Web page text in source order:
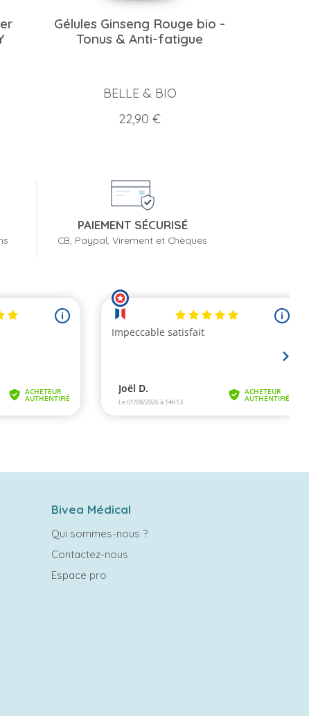
Gélules Ginseng Rouge bio -
Tonus & Anti-fatigue
BELLE & BIO
Prix
22,90 €
PAIEMENT SÉCURISÉ
CB, Paypal, Virement et Chèques
Bivea Médical
Qui sommes-nous ?
Contactez-nous
Espace pro